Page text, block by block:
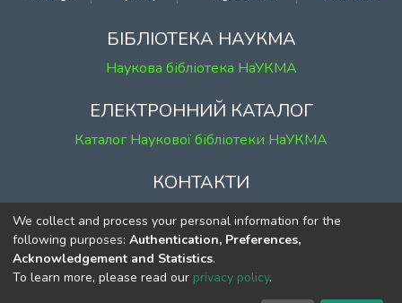
БІБЛІОТЕКА НАУКМА
Наукова бібліотека НаУКМА
ЕЛЕКТРОННИЙ КАТАЛОГ
Каталог Наукової бібліотеки НаУКМА
КОНТАКТИ
м. Київ, вул. Григорія Сковороди, 2
к. 1, к. 120
тел. (044) 463-69-31
ekmair@ukma.edu.ua
We collect and process your personal information for the
following purposes: Authentication, Preferences,
Acknowledgement and Statistics.
To learn more, please read our privacy policy.